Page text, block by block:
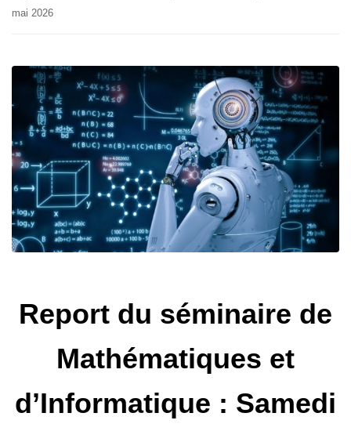
mai 2026
Report du séminaire de
Mathématiques et
d’Informatique : Samedi